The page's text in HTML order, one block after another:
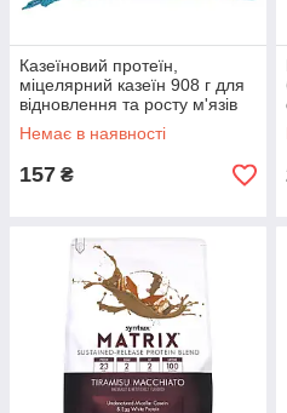
Казеїновий протеїн,
міцелярний казеїн 908 г для
відновлення та росту м'язів
Syntrax Aero Bag Syntrax
Немає в наявності
157 ₴